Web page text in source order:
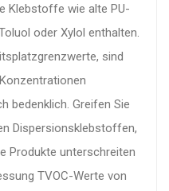
Klebstoffe wie alte PU-
oder Xylol enthalten.
sind
bedenklich. Greifen Sie
Dispersionsklebstoffen,
Produkte unterschreiten
TVOC-Werte von